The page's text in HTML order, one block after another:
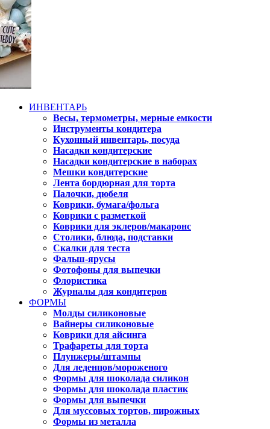
ИНВЕНТАРЬ
Весы, термометры, мерные емкости
Инструменты кондитера
Кухонный инвентарь, посуда
Насадки кондитерские
Насадки кондитерские в наборах
Мешки кондитерские
Лента бордюрная для торта
Палочки, дюбеля
Коврики, бумага/фольга
Коврики с разметкой
Коврики для эклеров/макаронс
Столики, блюда, подставки
Скалки для теста
Фальш-ярусы
Фотофоны для выпечки
Флористика
Журналы для кондитеров
ФОРМЫ
Молды силиконовые
Вайнеры силиконовые
Коврики для айсинга
Трафареты для торта
Плунжеры/штампы
Для леденцов/мороженого
Формы для шоколада силикон
Формы для шоколада пластик
Формы для выпечки
Для муссовых тортов, пирожных
Формы из металла